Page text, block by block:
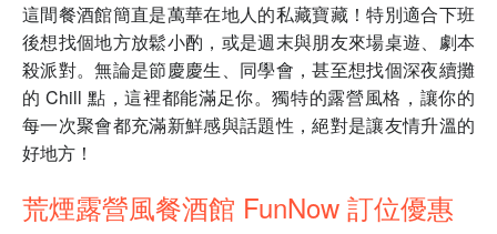
這間餐酒館簡直是萬華在地人的私藏寶藏！特別適合下班
後想找個地方放鬆小酌，或是週末與朋友來場桌遊、劇本
殺派對。無論是節慶慶生、同學會，甚至想找個深夜續攤
的 Chill 點，這裡都能滿足你。獨特的露營風格，讓你的
每一次聚會都充滿新鮮感與話題性，絕對是讓友情升溫的
好地方！
荒煙露營風餐酒館 FunNow 訂位優惠